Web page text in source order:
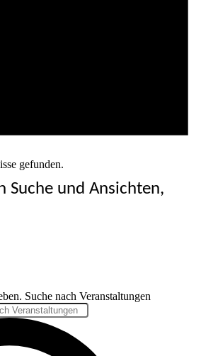
gefunden.
Suche und Ansichten,
Suche nach Veranstaltungen